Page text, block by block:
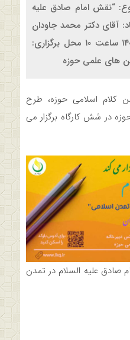
“نقش امام صادق علیه
آقای دکتر محمد جاودان
تاریخ برگزاری: ۲۹ شهریور ۱۴۰۲ ساعت ۱۰ محل برگزاری:
های علمی حوزه
کلام اسلامی حوزه، طرح
در شش کارگاه برگزار می
صادق علیه السلام در تمدن